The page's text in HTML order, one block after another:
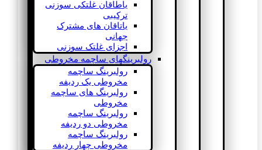
یاطاقان غلتکی سوزنی
ترکیبی
یاتاقان های مشترک
جهانی
اجزای غلتک سوزنی
رولبرینگهای ساچمه مخروطی
رولبرینگ ساچمه
مخروطی یک ردیفه
رولبرینگ های ساچمه
مخروطی
رولبرینگ ساچمه
مخروطی دو ردیفه
رولبرینگ ساچمه
مخروطی چهار ردیفه